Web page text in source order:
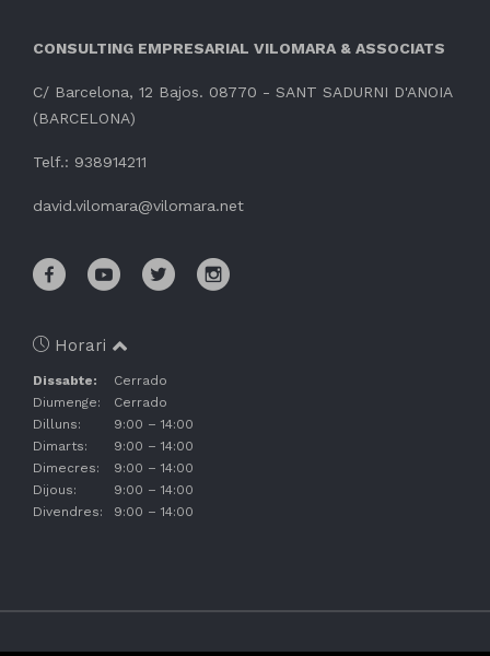
CONSULTING EMPRESARIAL VILOMARA & ASSOCIATS
C/ Barcelona, 12 Bajos. 08770 - SANT SADURNI D'ANOIA
(BARCELONA)
Telf.: 938914211
david.vilomara@vilomara.net
Horari
Dissabte:
Cerrado
Diumenge:
Cerrado
Dilluns:
9:00 – 14:00
Dimarts:
9:00 – 14:00
Dimecres:
9:00 – 14:00
Dijous:
9:00 – 14:00
Divendres:
9:00 – 14:00